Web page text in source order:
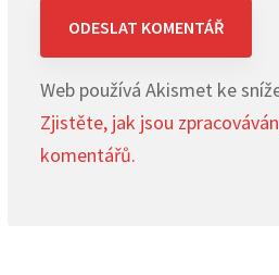
Web používá Akismet ke
Zjistěte, jak jsou
komentářů.